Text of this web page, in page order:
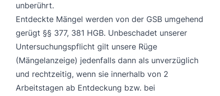
unberührt.
Entdeckte Mängel werden von der GSB umgehend
gerügt §§ 377, 381 HGB. Unbeschadet unserer
Untersuchungspflicht gilt unsere Rüge
(Mängelanzeige) jedenfalls dann als unverzüglich
und rechtzeitig, wenn sie innerhalb von 2
Arbeitstagen ab Entdeckung bzw. bei